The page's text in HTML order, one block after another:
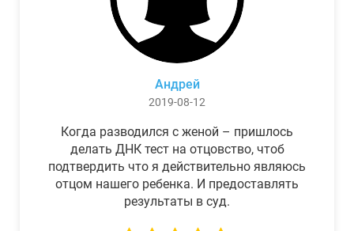
Андрей
2019-08-12
Когда разводился с женой – пришлось
делать ДНК тест на отцовство, чтоб
подтвердить что я действительно являюсь
отцом нашего ребенка. И предоставлять
результаты в суд.